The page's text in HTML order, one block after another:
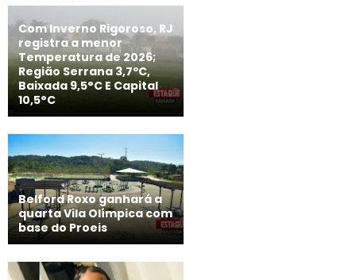
Com Inverno Rigoroso, RJ
registra a menor
Temperatura de 2026;
Região Serrana 3,7ºC,
Baixada 9,5°C E Capital
10,5°C
Belford Roxo ganhará a
quarta Vila Olímpica com
base do Proeis